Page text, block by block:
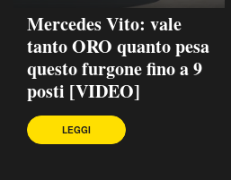
Mercedes Vito: vale
tanto ORO quanto pesa
questo furgone fino a 9
posti [VIDEO]
LEGGI